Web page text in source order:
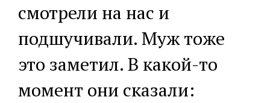
смотрели на нас и
подшучивали. Муж тоже
это заметил. В какой-то
момент они сказали: